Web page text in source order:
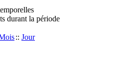
durant la période
:: Jour